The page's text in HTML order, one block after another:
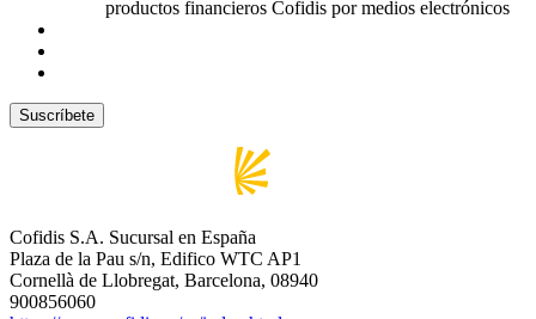
productos financieros Cofidis por medios electrónicos
Cofidis S.A. Sucursal en España
Plaza de la Pau s/n, Edifico WTC AP1
Cornellà de Llobregat, Barcelona, 08940
900856060